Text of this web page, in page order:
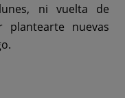
ni vuelta de
plantearte nuevas